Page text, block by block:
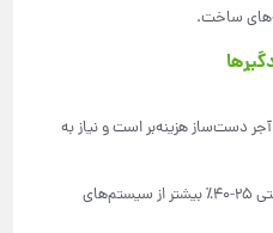
ساخت.
دست‌ساز هزینه‌بر است و نیاز به
هزینه ساخت بادگیرهای سنتی 25-40٪ بیشتر از سیستم‌های